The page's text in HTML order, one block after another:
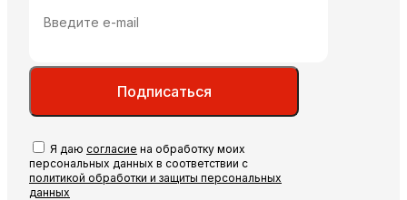
Подписаться
Я даю согласие на обработку моих
персональных данных в соответствии с
политикой обработки и защиты персональных
данных